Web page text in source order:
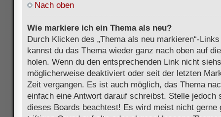
Nach oben
Wie markiere ich ein Thema als neu?
Durch Klicken des „Thema als neu markieren“-
kannst du das Thema wieder ganz nach oben auf
holen. Wenn du den entsprechenden Link nicht
möglicherweise deaktiviert oder seit der letzten
Zeit vergangen. Es ist auch möglich, das Thema
einfach eine Antwort darauf schreibst. Stelle jedoch
dieses Boards beachtest! Es wird meist nicht gerne